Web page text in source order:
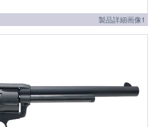
製品詳細画像1